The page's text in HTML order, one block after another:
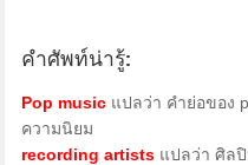
คำศัพท์น่ารู้:
Pop music แปลว่า คำย่อของ
ความนิยม
recording artists แปลว่า ศิล